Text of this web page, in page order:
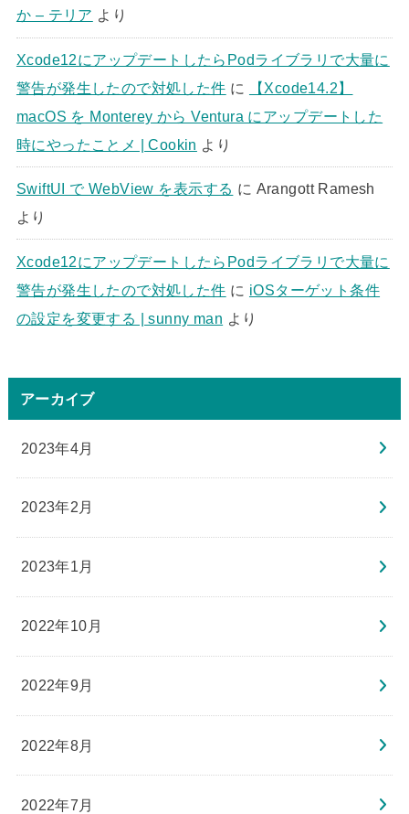
か – テリア より
Xcode12にアップデートしたらPodライブラリで大量に
警告が発生したので対処した件 に
【Xcode14.2】
macOS を Monterey から Ventura にアップデートした
時にやったことメ | Cookin より
SwiftUI で WebView を表示する に Arangott Ramesh
より
Xcode12にアップデートしたらPodライブラリで大量に
警告が発生したので対処した件 に iOSターゲット条件
の設定を変更する | sunny man より
アーカイブ
2023年4月
2023年2月
2023年1月
2022年10月
2022年9月
2022年8月
2022年7月